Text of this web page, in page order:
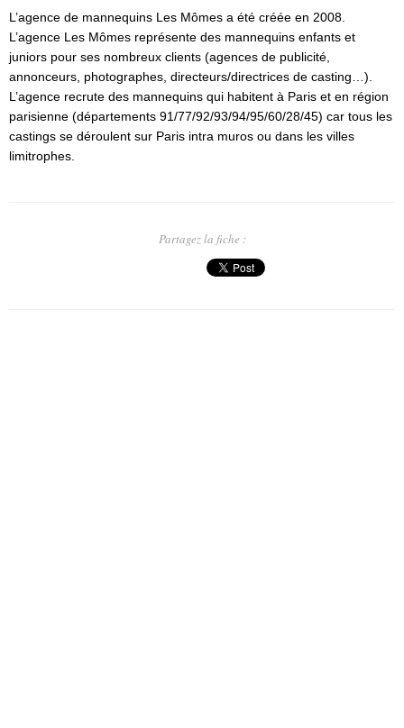
L’agence de mannequins Les Mômes a été créée en 2008.
L’agence Les Mômes représente des mannequins enfants et
juniors pour ses nombreux clients (agences de publicité,
annonceurs, photographes, directeurs/directrices de casting…).
L’agence recrute des mannequins qui habitent à Paris et en région
parisienne (départements 91/77/92/93/94/95/60/28/45) car tous les
castings se déroulent sur Paris intra muros ou dans les villes
limitrophes.
Partagez la fiche :